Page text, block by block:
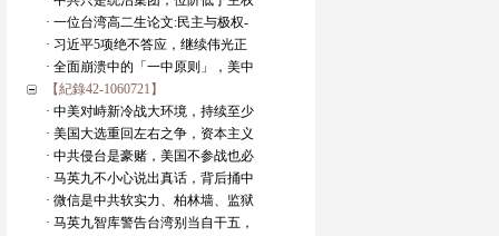
· 一位台湾高二生论文:民主与极权-
· 习近平5项绝不答应，继续伟光正
· 全面崩溃中的「一中原则」，美中
【紀錄42-1060721】
· 中美对峙新冷战大环境，持续至少
· 美国大选重回左右之争，资本主义
· 中共侵台是豪赌，美国不参战也必
· 马英九不小心说出真话，背后捅中
· 微信是中共软实力、柏林墙、监狱
· 马英九智库警告台湾别当自干五，